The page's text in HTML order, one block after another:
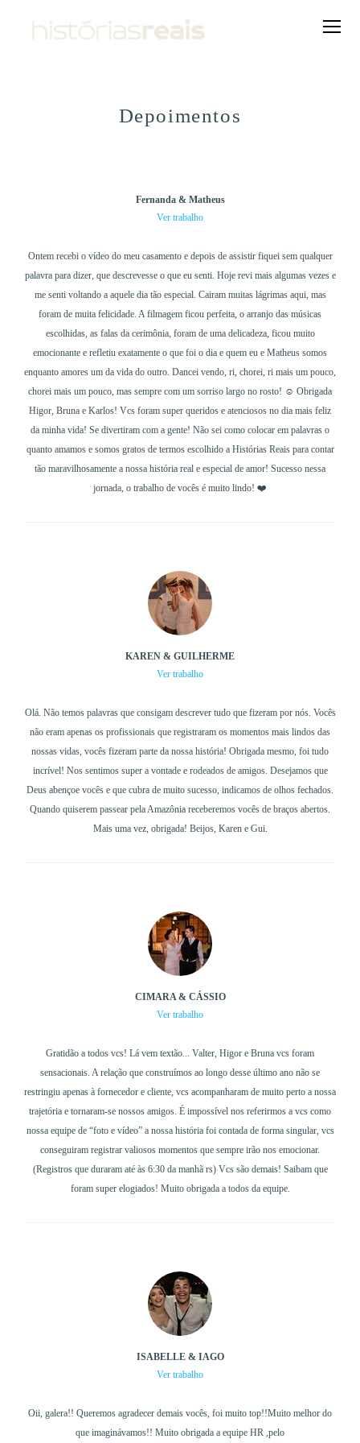
Depoimentos
Ontem recebi o vídeo do meu casamento e depois de assistir fiquei sem qualquer
palavra para dizer, que descrevesse o que eu senti. Hoje revi mais algumas vezes e
me senti voltando a aquele dia tão especial. Cairam muitas lágrimas aqui, mas
foram de muita felicidade. A filmagem ficou perfeita, o arranjo das músicas
escolhidas, as falas da cerimônia, foram de uma delicadeza, ficou muito
emocionante e refletiu exatamente o que foi o dia e quem eu e Matheus somos
enquanto amores um da vida do outro. Dancei vendo, ri, chorei, ri mais um pouco,
chorei mais um pouco, mas sempre com um sorriso largo no rosto! ☺️ Obrigada
Higor, Bruna e Karlos! Vcs foram super queridos e atenciosos no dia mais feliz
da minha vida! Se divertiram com a gente! Não sei como colocar em palavras o
quanto amamos e somos gratos de termos escolhido a Histórias Reais para contar
tão maravilhosamente a nossa história real e especial de amor! Sucesso nessa
jornada, o trabalho de vocês é muito lindo! ❤️
Fernanda & Matheus
Ver trabalho
Olá. Não temos palavras que consigam descrever tudo que fizeram por nós. Vocês
não eram apenas os profissionais que registraram os momentos mais lindos das
nossas vidas, vocês fizeram parte da nossa história! Obrigada mesmo, foi tudo
incrível! Nos sentimos super a vontade e rodeados de amigos. Desejamos que
Deus abençoe vocês e que cubra de muito sucesso, indicamos de olhos fechados.
Quando quiserem passear pela Amazônia receberemos vocês de braços abertos.
Mais uma vez, obrigada! Beijos, Karen e Gui.
KAREN & GUILHERME
Ver trabalho
Gratidão a todos vcs! Lá vem textão... Valter, Higor e Bruna vcs foram
sensacionais. A relação que construímos ao longo desse último ano não se
restringiu apenas à fornecedor e cliente, vcs acompanharam de muito perto a nossa
trajetória e tornaram-se nossos amigos. É impossível nos referirmos a vcs como
nossa equipe de “foto e vídeo” a nossa história foi contada de forma singular, vcs
conseguiram registrar valiosos momentos que sempre irão nos emocionar.
(Registros que duraram até às 6:30 da manhã rs) Vcs são demais! Saibam que
foram super elogiados! Muito obrigada a todos da equipe.
CIMARA & CÁSSIO
Ver trabalho
Oii, galera!! Queremos agradecer demais vocês, foi muito top!!Muito melhor do
que imaginávamos!! Muito obrigada a equipe HR ,pelo
ISABELLE & IAGO
Ver trabalho